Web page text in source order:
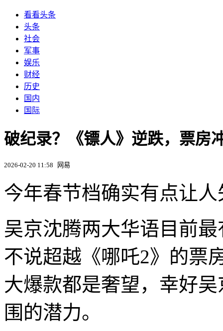
看看头条
头条
社会
军事
娱乐
财经
历史
国内
国际
破纪录？《镖人》逆跌，票房
2026-02-20 11:58 网易
今年春节档确实有点让人
吴京沈腾两大华语目前
不说超越《哪吒2》的票
大爆款都是奢望，幸好
围的潜力。